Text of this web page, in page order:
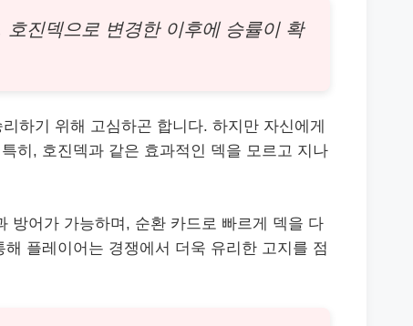
진덱으로 변경한 이후에 승률이 확
하기 위해 고심하곤 합니다. 하지만 자신에게
히, 호진덱과 같은 효과적인 덱을 모르고 지나
방어가 가능하며, 순환 카드로 빠르게 덱을 다
플레이어는 경쟁에서 더욱 유리한 고지를 점